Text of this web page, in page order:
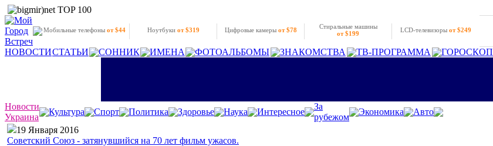
Мобильные телефоны от $44 Ноутбуки от $319 Цифровые камеры от $78
Стиральные машины
от $199
LCD-телевизоры от $249
НОВОСТИСТАТЬИ СОННИК ИМЕНА ФОТОАЛЬБОМЫ ЗНАКОМСТВА ТВ-ПРОГРАММА ГОРОСКОП
Новости
Украина
Культура Спорт Политика Здоровье Наука Интересное
За
рубежом
Экономика
Авто
19 Января 2016
Советский Союз - затянувшийся на 70 лет фильм ужасов.